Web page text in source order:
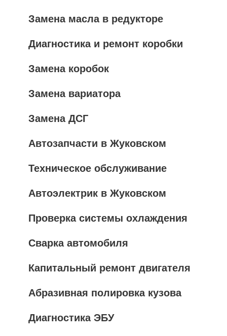
Замена масла в редукторе
Диагностика и ремонт коробки
Замена коробок
Замена вариатора
Замена ДСГ
Автозапчасти в Жуковском
Техническое обслуживание
Автоэлектрик в Жуковском
Проверка системы охлаждения
Сварка автомобиля
Капитальный ремонт двигателя
Абразивная полировка кузова
Диагностика ЭБУ